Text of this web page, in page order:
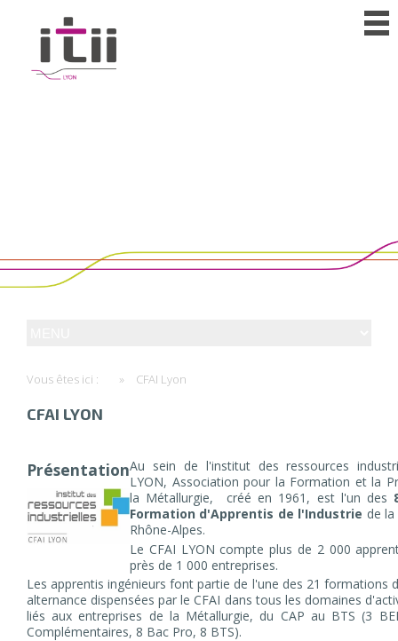
Vous êtes ici : » CFAI Lyon
CFAI LYON
PrésentationAu sein de l'institut des ressources
LYON, Association pour la Formation et la
la Métallurgie, créé en 1961, est l'un des
Formation d'Apprentis de l'Industrie de
Rhône-Alpes.
Le CFAI LYON compte plus de 2 000
près de 1 000 entreprises.
Les apprentis ingénieurs font partie de l'une des 21 formations
alternance dispensées par le CFAI dans tous les domaines
liés aux entreprises de la Métallurgie, du CAP au BTS (3
Complémentaires, 8 Bac Pro, 8 BTS).